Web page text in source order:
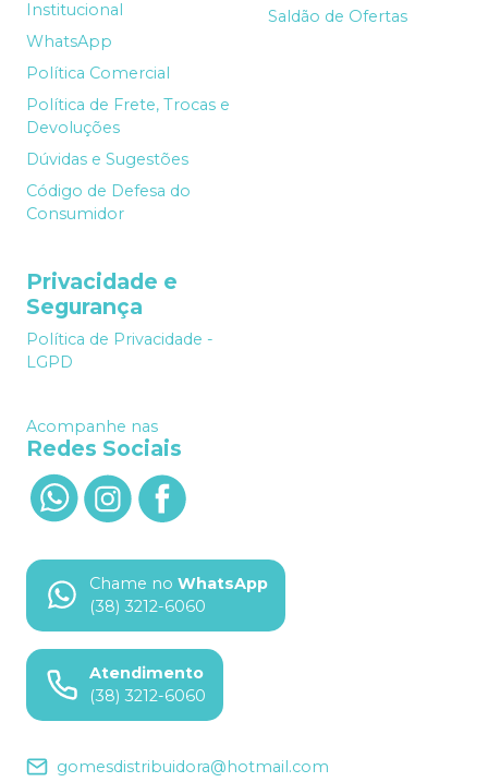
Institucional
WhatsApp
Política Comercial
Política de Frete, Trocas e
Devoluções
Dúvidas e Sugestões
Código de Defesa do
Consumidor
Saldão de Ofertas
Privacidade e
Segurança
Política de Privacidade -
LGPD
Acompanhe nas
Redes Sociais
Chame no WhatsApp
(38) 3212-6060
Atendimento
(38) 3212-6060
gomesdistribuidora@hotmail.com